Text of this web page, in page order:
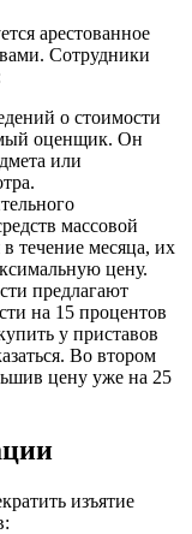
арестованное
Сотрудники
о стоимости
оценщик. Он
или
массовой
течение месяца, их
цену.
предлагают
на 15 процентов
у приставов
Во втором
цену уже на 25
изъятие